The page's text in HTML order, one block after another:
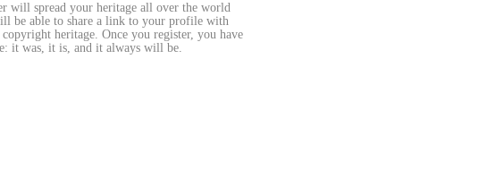
will spread your heritage all over the world
be able to share a link to your profile with
heritage. Once you register, you have
it was, it is, and it always will be.